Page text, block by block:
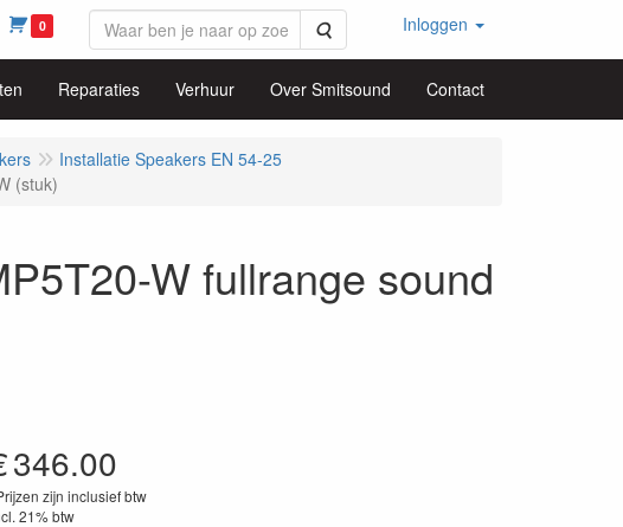
0 Zoeken Inloggen
Reparaties Verhuur Over Smitsound Contact
Installatie Speakers EN 54-25
(stuk)
W fullrange sound
346.00
zijn inclusief btw
21% btw